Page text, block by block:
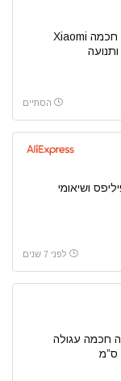
מנורת לילה חכמה Xiaomi
הסתיים
ושיאומי
לפני 7 שנים
חכמה עגולה